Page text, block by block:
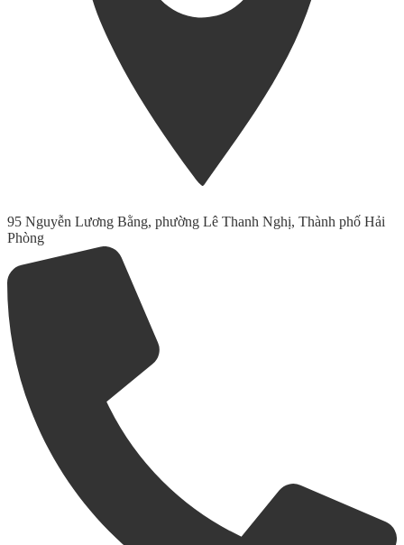
95 Nguyễn Lương Bằng, phường Lê Thanh Nghị, Thành phố Hải
Phòng